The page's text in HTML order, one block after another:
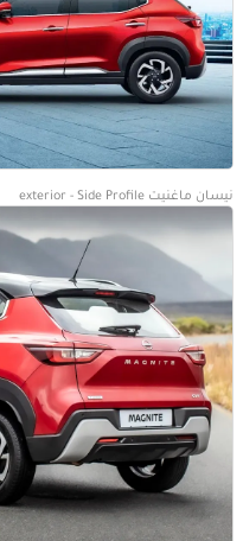
نيسان ماغنيت exterior - Side Profile